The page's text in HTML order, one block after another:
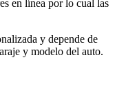
en línea por lo cual las
y depende de
y modelo del auto.